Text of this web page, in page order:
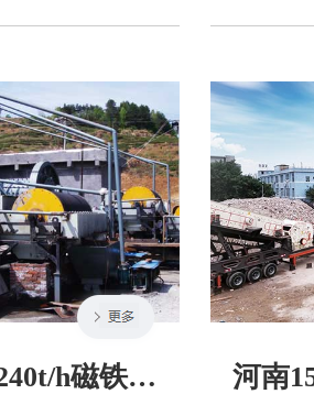
辽宁鞍山240t/h磁铁矿选矿生产线